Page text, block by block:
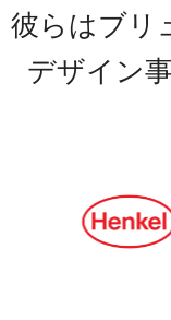
彼らはブリ
デザイン